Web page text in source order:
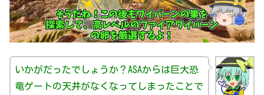
いかがだったでしょうか？ASAからは巨大恐
竜ゲートの天井がなくなってしまったことで